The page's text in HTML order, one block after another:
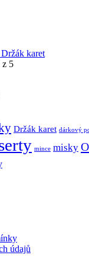
Držák karet
z 5
Držák karet dárkový
mince misky
údajů